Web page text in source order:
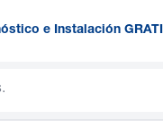
e Instalación